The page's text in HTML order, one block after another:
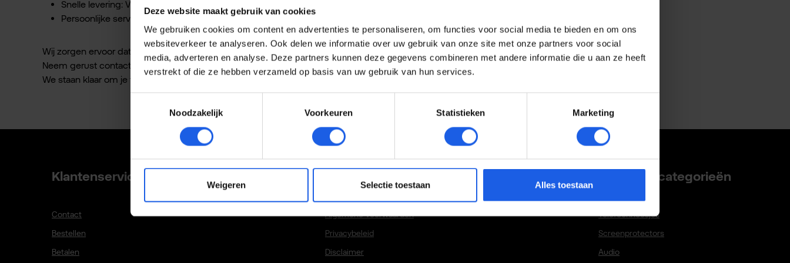
Deze website maakt gebruik van cookies
We gebruiken cookies om content en advertenties te personaliseren, om functies voor social media te bieden en om ons
websiteverkeer te analyseren. Ook delen we informatie over uw gebruik van onze site met onze partners voor social
media, adverteren en analyse. Deze partners kunnen deze gegevens combineren met andere informatie die u aan ze heeft
verstrekt of die ze hebben verzameld op basis van uw gebruik van hun services.
Noodzakelijk
Voorkeuren Statistieken Marketing
Weigeren Selectie toestaan Alles toestaan
Snelle levering: Vandaag besteld, supersnel in huis.
Persoonlijke service: We staan altijd klaar om je te helpen bij je keuze.
Wij zorgen ervoor dat je bestelling zo snel mogelijk bij jou wordt afgeleverd. Vragen over je bestelling?
Neem gerust contact op met onze klantenservice via
accessoiresodido@mconomy.nl of 071-2032075
We staan klaar om je te helpen!
Klantenservice
Contact
Bestellen
Betalen
Algemene voorwaarden
Privacybeleid
Disclaimer
Populaire categorieën
Telefoonhoesjes
Screenprotectors
Audio